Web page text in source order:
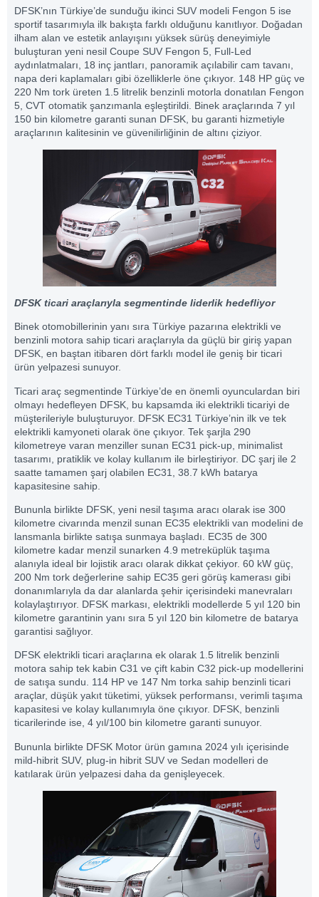
DFSK’nın Türkiye’de sunduğu ikinci SUV modeli Fengon 5 ise
sportif tasarımıyla ilk bakışta farklı olduğunu kanıtlıyor. Doğadan
ilham alan ve estetik anlayışını yüksek sürüş deneyimiyle
buluşturan yeni nesil Coupe SUV Fengon 5, Full-Led
aydınlatmaları, 18 inç jantları, panoramik açılabilir cam tavanı,
napa deri kaplamaları gibi özelliklerle öne çıkıyor. 148 HP güç ve
220 Nm tork üreten 1.5 litrelik benzinli motorla donatılan Fengon
5, CVT otomatik şanzımanla eşleştirildi. Binek araçlarında 7 yıl
150 bin kilometre garanti sunan DFSK, bu garanti hizmetiyle
araçlarının kalitesinin ve güvenilirliğinin de altını çiziyor.
DFSK ticari araçlarıyla segmentinde liderlik hedefliyor
Binek otomobillerinin yanı sıra Türkiye pazarına elektrikli ve
benzinli motora sahip ticari araçlarıyla da güçlü bir giriş yapan
DFSK, en baştan itibaren dört farklı model ile geniş bir ticari
ürün yelpazesi sunuyor.
Ticari araç segmentinde Türkiye’de en önemli oyunculardan biri
olmayı hedefleyen DFSK, bu kapsamda iki elektrikli ticariyi de
müşterileriyle buluşturuyor. DFSK EC31 Türkiye’nin ilk ve tek
elektrikli kamyoneti olarak öne çıkıyor. Tek şarjla 290
kilometreye varan menziller sunan EC31 pick-up, minimalist
tasarımı, pratiklik ve kolay kullanım ile birleştiriyor. DC şarj ile 2
saatte tamamen şarj olabilen EC31, 38.7 kWh batarya
kapasitesine sahip.
Bununla birlikte DFSK, yeni nesil taşıma aracı olarak ise 300
kilometre civarında menzil sunan EC35 elektrikli van modelini de
lansmanla birlikte satışa sunmaya başladı. EC35 de 300
kilometre kadar menzil sunarken 4.9 metreküplük taşıma
alanıyla ideal bir lojistik aracı olarak dikkat çekiyor. 60 kW güç,
200 Nm tork değerlerine sahip EC35 geri görüş kamerası gibi
donanımlarıyla da dar alanlarda şehir içerisindeki manevraları
kolaylaştırıyor. DFSK markası, elektrikli modellerde 5 yıl 120 bin
kilometre garantinin yanı sıra 5 yıl 120 bin kilometre de batarya
garantisi sağlıyor.
DFSK elektrikli ticari araçlarına ek olarak 1.5 litrelik benzinli
motora sahip tek kabin C31 ve çift kabin C32 pick-up modellerini
de satışa sundu. 114 HP ve 147 Nm torka sahip benzinli ticari
araçlar, düşük yakıt tüketimi, yüksek performansı, verimli taşıma
kapasitesi ve kolay kullanımıyla öne çıkıyor. DFSK, benzinli
ticarilerinde ise, 4 yıl/100 bin kilometre garanti sunuyor.
Bununla birlikte DFSK Motor ürün gamına 2024 yılı içerisinde
mild-hibrit SUV, plug-in hibrit SUV ve Sedan modelleri de
katılarak ürün yelpazesi daha da genişleyecek.